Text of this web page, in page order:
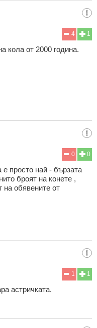
1
4
кола от 2000 година.
0
0
просто най - бързата
броят на конете ,
на обявените от
1
1
астричката.